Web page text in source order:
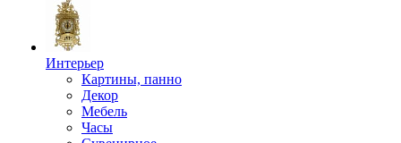
Интерьер
Картины, панно
Декор
Мебель
Часы